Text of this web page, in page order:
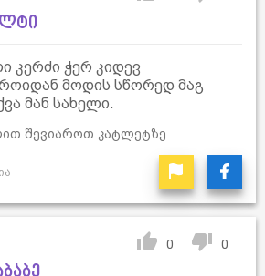
კერძი ჭერ კიდევ
მოდის სწორედ მაგ
მან სახელი.
შევიაროთ კატლეტზე
0 0